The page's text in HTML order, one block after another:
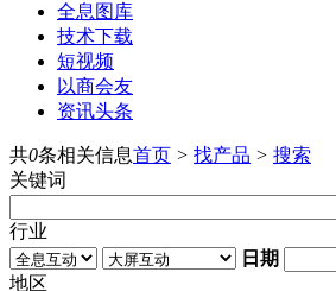
全息图库
技术下载
短视频
以商会友
资讯头条
共0条相关信息首页 > 找产品 > 搜索
关键词
行业
日期
地区